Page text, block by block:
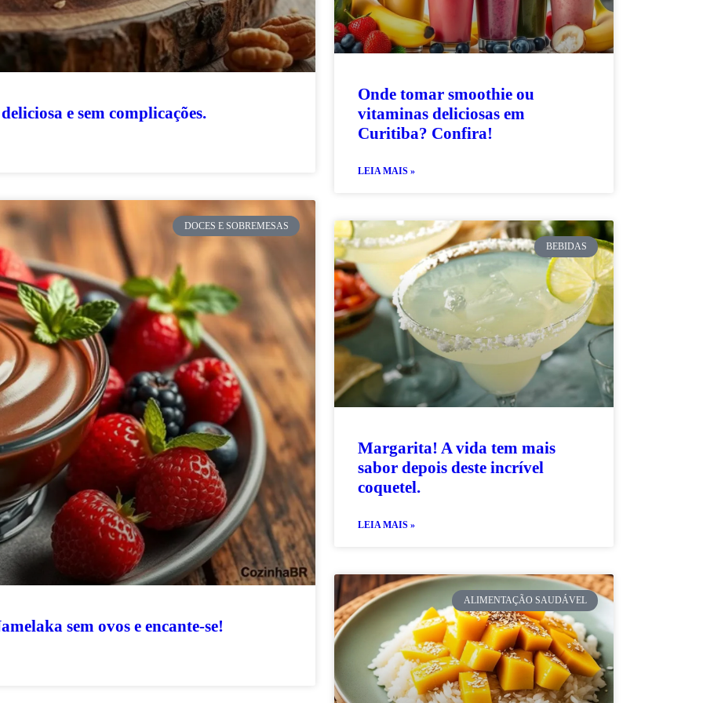
e sem complicações.
DOCES E SOBREMESAS
sem ovos e encante-se!
Onde tomar smoothie ou
vitaminas deliciosas em
Curitiba? Confira!
LEIA MAIS »
BEBIDAS
Margarita! A vida tem mais
sabor depois deste incrível
coquetel.
LEIA MAIS »
ALIMENTAÇÃO SAUDÁVEL